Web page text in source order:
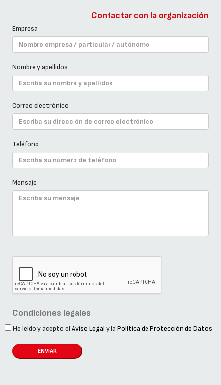
Contactar con la organización
Empresa
Nombre y apellidos
Correo electrónico
Teléfono
Mensaje
Condiciones legales
He leído y acepto el Aviso Legal y la Política de Protección de Datos
ENVIAR